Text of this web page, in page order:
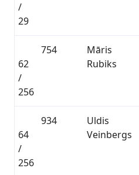
/
29
62
/
256
754
Māris
Rubiks
64
/
256
934
Uldis
Veinbergs